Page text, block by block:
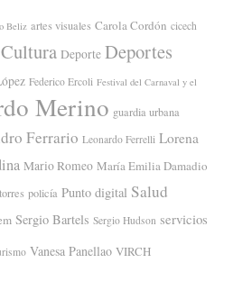
Beliz artes visuales Carola Cordón cicech
Cultura Deporte Deportes
Federico Ercoli Festival del Carnaval y el
Merino guardia urbana
Ferrario Leonardo Ferrelli Lorena
Mario Romeo María Emilia Damadio
policía Punto digital Salud
Sergio Bartels Sergio Hudson servicios
Vanesa Panellao VIRCH